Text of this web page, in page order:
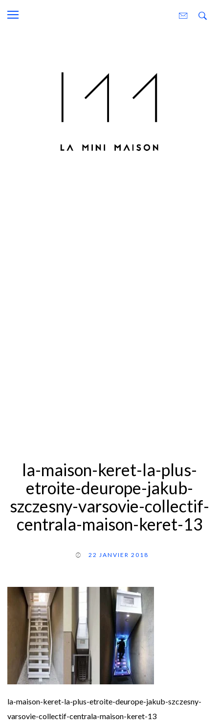
la-maison-keret-la-plus-
etroite-deurope-jakub-
szczesny-varsovie-collectif-
centrala-maison-keret-13
22 JANVIER 2018
la-maison-keret-la-plus-etroite-deurope-jakub-szczesny-
varsovie-collectif-centrala-maison-keret-13